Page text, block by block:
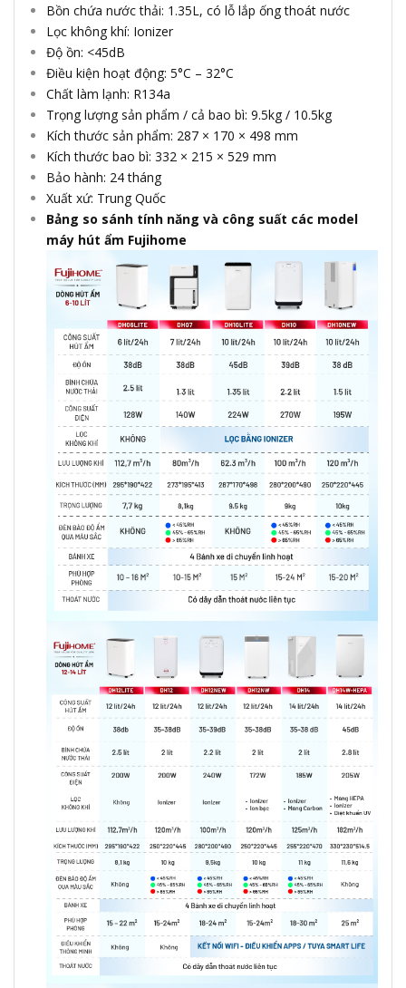
Bồn chứa nước thải: 1.35L, có lỗ lắp ống thoát nước
Lọc không khí: Ionizer
Độ ồn: <45dB
Điều kiện hoạt động: 5°C – 32°C
Chất làm lạnh: R134a
Trọng lượng sản phẩm / cả bao bì: 9.5kg / 10.5kg
Kích thước sản phẩm: 287 × 170 × 498 mm
Kích thước bao bì: 332 × 215 × 529 mm
Bảo hành: 24 tháng
Xuất xứ: Trung Quốc
Bảng so sánh tính năng và công suất các model
máy hút ẩm Fujihome